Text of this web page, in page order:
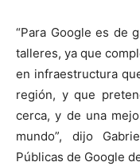
“Para Google es de
talleres, ya que
en infraestructura
región, y que
cerca, y de una
mundo”, dijo
Públicas de Google